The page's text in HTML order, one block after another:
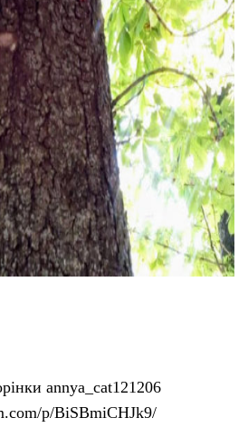
annya_cat121206
p/BiSBmiCHJk9/